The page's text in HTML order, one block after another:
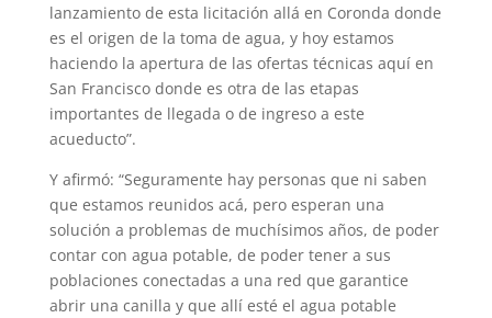
lanzamiento de esta licitación allá en Coronda donde
es el origen de la toma de agua, y hoy estamos
haciendo la apertura de las ofertas técnicas aquí en
San Francisco donde es otra de las etapas
importantes de llegada o de ingreso a este
acueducto”.
Y afirmó: “Seguramente hay personas que ni saben
que estamos reunidos acá, pero esperan una
solución a problemas de muchísimos años, de poder
contar con agua potable, de poder tener a sus
poblaciones conectadas a una red que garantice
abrir una canilla y que allí esté el agua potable